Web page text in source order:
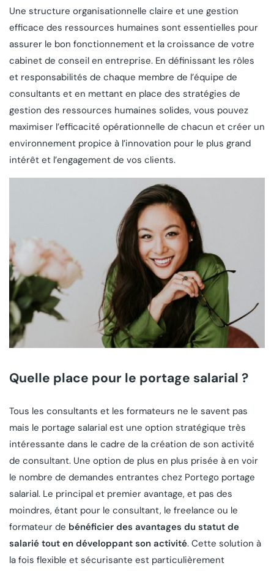
Une structure organisationnelle claire et une gestion
efficace des ressources humaines sont essentielles pour
assurer le bon fonctionnement et la croissance de votre
cabinet de conseil en entreprise. En définissant les rôles
et responsabilités de chaque membre de l’équipe de
consultants et en mettant en place des stratégies de
gestion des ressources humaines solides, vous pouvez
maximiser l’efficacité opérationnelle de chacun et créer un
environnement propice à l’innovation pour le plus grand
intérêt et l’engagement de vos clients.
Quelle place pour le portage salarial ?
Tous les consultants et les formateurs ne le savent pas
mais le portage salarial est une option stratégique très
intéressante dans le cadre de la création de son activité
de consultant. Une option de plus en plus prisée à en voir
le nombre de demandes entrantes chez Portego portage
salarial. Le principal et premier avantage, et pas des
moindres, étant pour le consultant, le freelance ou le
formateur de bénéficier des avantages du statut de
salarié tout en développant son activité. Cette solution à
la fois flexible et sécurisante est particulièrement